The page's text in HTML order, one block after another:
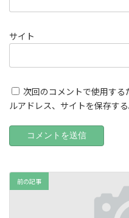
サイト
次回のコメントで使用す
ルアドレス、サイトを保存する
前の記事